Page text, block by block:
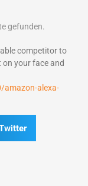
gefunden.
competitor to
your face and
alexa-